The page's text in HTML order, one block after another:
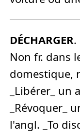
DÉCHARGER.
Non fr. dans
domestique,
_Libérer_
_Révoquer_
l'angl. _To